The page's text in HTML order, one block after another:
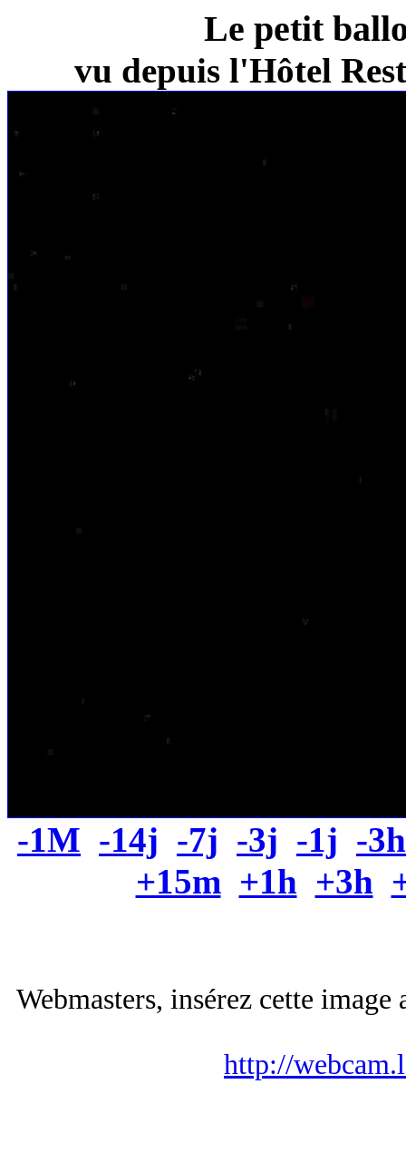
Le petit
vu depuis l'Hôtel
-1M -14j -7j -3j -1j -3h
+15m +1h +3h
Webmasters, insérez cette
http://